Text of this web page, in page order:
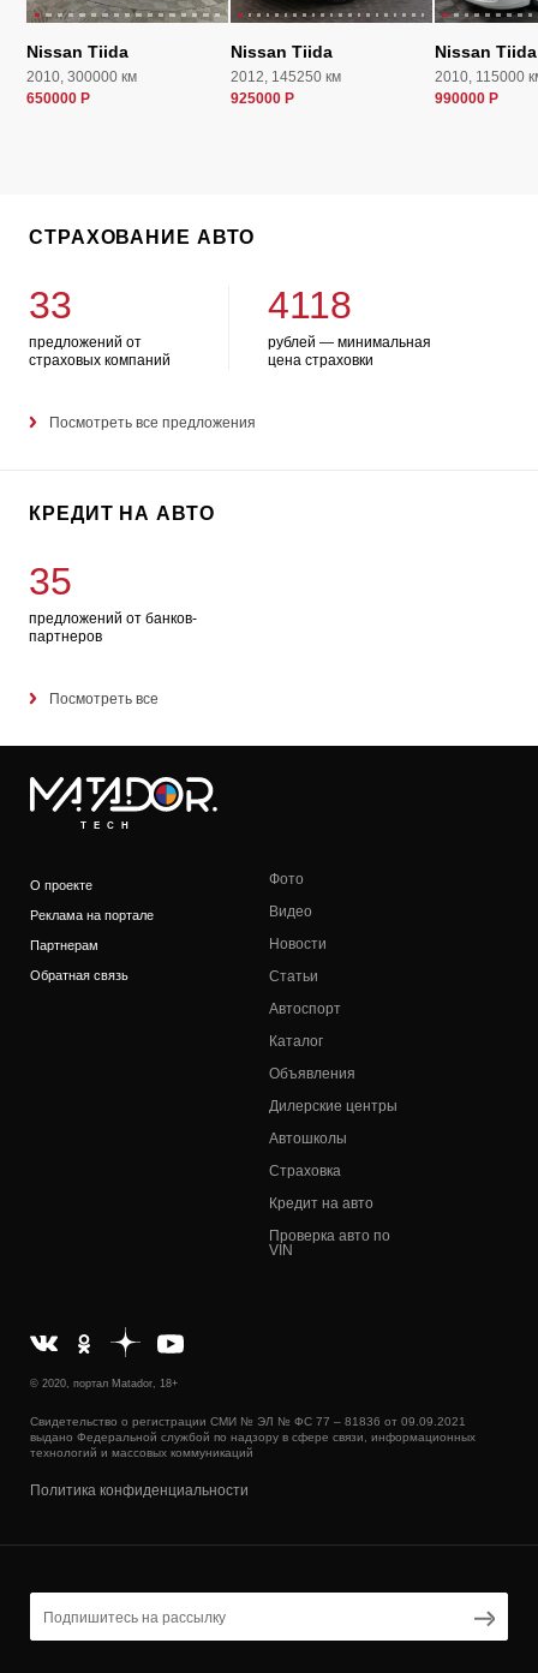
Nissan Tiida
2010, 300000 км
650000 Р
Nissan Tiida
2012, 145250 км
925000 Р
Nissan Tiida
2010, 115000
990000 Р
СТРАХОВАНИЕ АВТО
33
предложений от
страховых компаний
4118
рублей — минимальная
цена страховки
Посмотреть все предложения
КРЕДИТ НА АВТО
35
предложений от банков-
партнеров
Посмотреть все
TECH
О проекте
Реклама на портале
Партнерам
Обратная связь
Фото
Видео
Новости
Статьи
Автоспорт
Каталог
Объявления
Дилерские центры
Автошколы
Страховка
Кредит на авто
Проверка авто по
VIN
© 2020, портал Matador, 18+
Свидетельство о регистрации СМИ № ЭЛ № ФС 77 – 81836 от 09.09.2021
выдано Федеральной службой по надзору в сфере связи, информационных
технологий и массовых коммуникаций
Политика конфиденциальности